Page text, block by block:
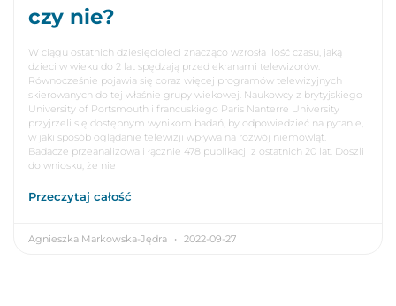
czy nie?
W ciągu ostatnich dziesięcioleci znacząco wzrosła ilość czasu, jaką
dzieci w wieku do 2 lat spędzają przed ekranami telewizorów.
Równocześnie pojawia się coraz więcej programów telewizyjnych
skierowanych do tej właśnie grupy wiekowej. Naukowcy z brytyjskiego
University of Portsmouth i francuskiego Paris Nanterre University
przyjrzeli się dostępnym wynikom badań, by odpowiedzieć na pytanie,
w jaki sposób oglądanie telewizji wpływa na rozwój niemowląt.
Badacze przeanalizowali łącznie 478 publikacji z ostatnich 20 lat. Doszli
do wniosku, że nie
Przeczytaj całość
Agnieszka Markowska-Jędra 2022-09-27